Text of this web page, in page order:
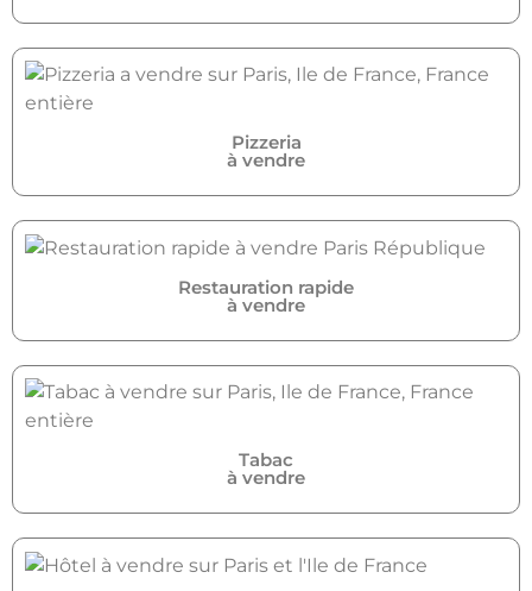
Pizzeria
à vendre
Restauration rapide
à vendre
Tabac
à vendre